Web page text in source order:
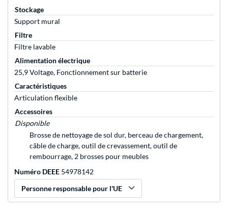
Stockage
Support mural
Filtre
Filtre lavable
Alimentation électrique
25,9 Voltage, Fonctionnement sur batterie
Caractéristiques
Articulation flexible
Accessoires
Disponible
Brosse de nettoyage de sol dur, berceau de chargement,
câble de charge, outil de crevassement, outil de
rembourrage, 2 brosses pour meubles
Numéro DEEE 54978142
Personne responsable pour l'UE